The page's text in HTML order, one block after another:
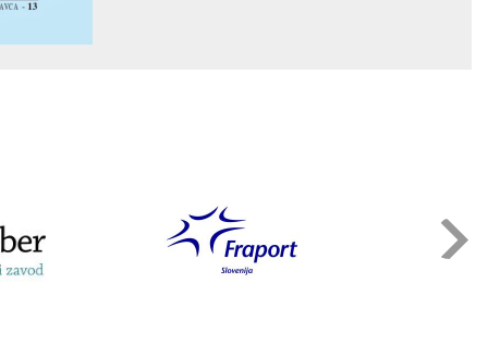
C A  - 13